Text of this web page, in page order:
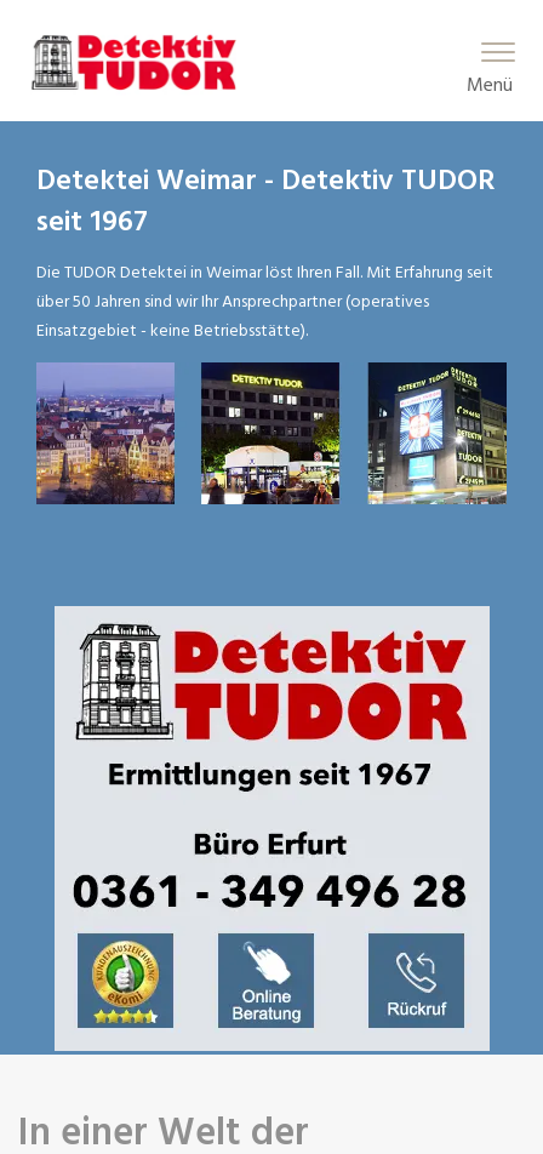
Main Menu
Menü
Detektei Weimar - Detektiv TUDOR
seit 1967
Die TUDOR Detektei in Weimar löst Ihren Fall. Mit Erfahrung seit
über 50 Jahren sind wir Ihr Ansprechpartner (operatives
Einsatzgebiet - keine Betriebsstätte).
In einer Welt der